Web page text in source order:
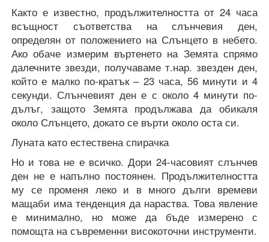
Както е известно, продължителността от 24 часа
всъщност съответства на слънчевия ден,
определян от положението на Слънцето в небето.
Ако обаче измерим въртенето на Земята спрямо
далечните звезди, получаваме т.нар. звезден ден,
който е малко по-кратък – 23 часа, 56 минути и 4
секунди. Слънчевият ден е с около 4 минути по-
дълъг, защото Земята продължава да обикаля
около Слънцето, докато се върти около оста си.
Луната като естествена спирачка
Но и това не е всичко. Дори 24-часовият слънчев
ден не е напълно постоянен. Продължителността
му се променя леко и в много дълги времеви
мащаби има тенденция да нараства. Това явление
е минимално, но може да бъде измерено с
помощта на съвременни високоточни инструменти.